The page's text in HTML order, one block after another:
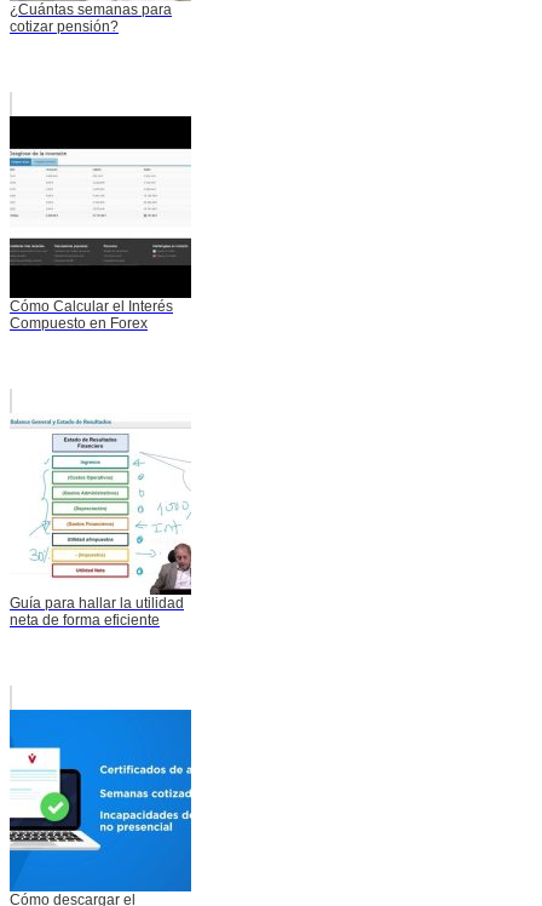
¿Cuántas semanas para
cotizar pensión?
Cómo Calcular el Interés
Compuesto en Forex
Guía para hallar la utilidad
neta de forma eficiente
Cómo descargar el